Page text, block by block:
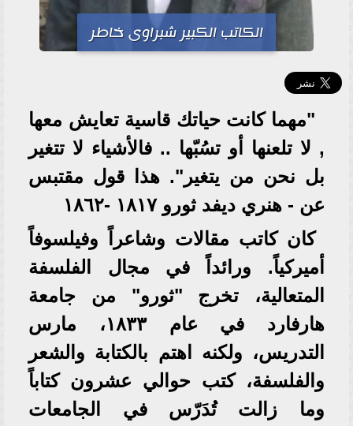
الكاتب الكبير شبراوى خاطر
"مهما كانت حياتك قاسية تعايش معها
, لا تلعنها أو تسُبّها .. فالأشياء لا تتغير
بل نحن من يتغير". هذا قول مقتبس
عن - هنري ديفد ثورو ١٨١٧ -١٨٦٢
كان كاتب مقالات وشاعراً وفيلسوفاً
أميركياً. ورائداً في مجال الفلسفة
المتعالية، تخرج "ثورو" من جامعة
هارفارد في عام ١٨٣٣، مارس
التدريس، ولكنه اهتم بالكتابة والشعر
والفلسفة، كتب حوالي عشرون كتاباً
وما زالت تُدَرّس في الجامعات